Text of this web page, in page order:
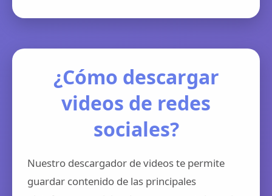
¿Cómo descargar
videos de redes
sociales?
Nuestro descargador de videos te permite
guardar contenido de las principales